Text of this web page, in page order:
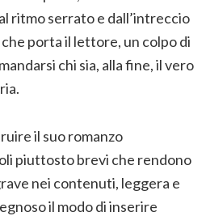
ritmo serrato e dall’intreccio
porta il lettore, un colpo di
chi sia, alla fine, il vero
il suo romanzo
piuttosto brevi che rendono
nei contenuti, leggera e
il modo di inserire